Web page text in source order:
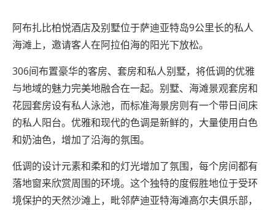
阿布扎比柏悦酒店及别墅位于萨迪亚特岛9公里长的私人
海滩上，邀请客人在阿拉伯海的阳光下放松。
306间布置豪华的客房、套房和私人别墅，将低调的优雅
与地域的魅力完美地融合在一起。别墅、海滩景观套房和
花园套房设有私人泳池，而标准海景房则有一个带日间床
的私人阳台。优雅和现代的色调是新鲜的，大量使用白色
和奶油色，增加了沿海的氛围。
低调的设计元素和柔和的灯光增加了氛围，每个房间都有
落地窗来欣赏周围的环境。这个独特的度假胜地位于受环
境保护的天然沙滩上，毗邻萨迪亚特海滩高尔夫俱乐部，